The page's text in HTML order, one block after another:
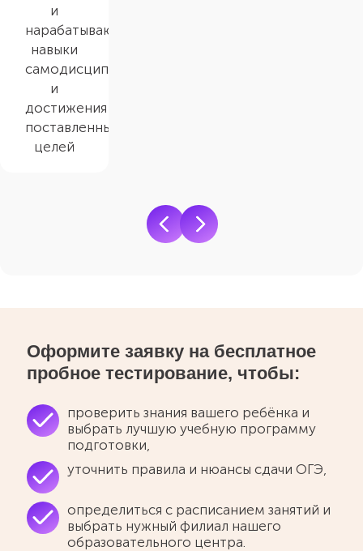
и
нарабатывают
навыки
самодисциплины
и
достижения
поставленных
целей
Оформите заявку на бесплатное
пробное тестирование, чтобы:
проверить знания вашего ребёнка и
выбрать лучшую учебную программу
подготовки,
уточнить правила и нюансы сдачи ОГЭ,
определиться с расписанием занятий и
выбрать нужный филиал нашего
образовательного центра.